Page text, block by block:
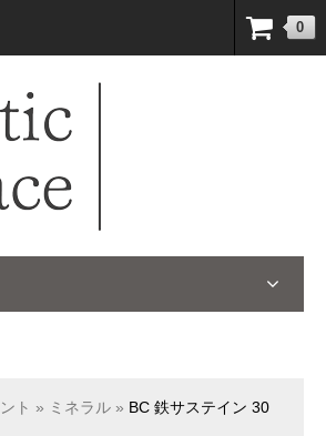
ラリアより、臨床経験＆知識の豊富なナチュ
メントや ナチュラルグッズをお届けします！
0
ト » ミネラル » BC 鉄サステイン 30